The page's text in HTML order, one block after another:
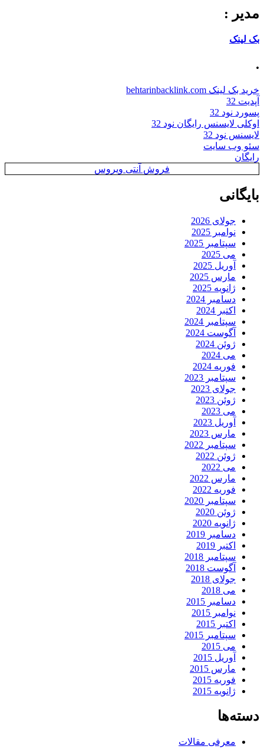
مدیر :
بک لینک
.
خرید بک لینک behtarinbacklink.com
آپدیت 32
پسورد نود 32
اوکلی لایسنس رایگان نود 32
لایسنس نود 32
سئو وب سایت
رایگان
فروش آنتی ویروس
بایگانی
جولای 2026
نوامبر 2025
سپتامبر 2025
می 2025
آوریل 2025
مارس 2025
ژانویه 2025
دسامبر 2024
اکتبر 2024
سپتامبر 2024
آگوست 2024
ژوئن 2024
می 2024
فوریه 2024
سپتامبر 2023
جولای 2023
ژوئن 2023
می 2023
آوریل 2023
مارس 2023
سپتامبر 2022
ژوئن 2022
می 2022
مارس 2022
فوریه 2022
سپتامبر 2020
ژوئن 2020
ژانویه 2020
دسامبر 2019
اکتبر 2019
سپتامبر 2018
آگوست 2018
جولای 2018
می 2018
دسامبر 2015
نوامبر 2015
اکتبر 2015
سپتامبر 2015
می 2015
آوریل 2015
مارس 2015
فوریه 2015
ژانویه 2015
دسته‌ها
معرفی مقالات